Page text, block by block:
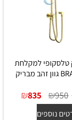
טלסקופי למקלחת
₪950
₪835
נוספים